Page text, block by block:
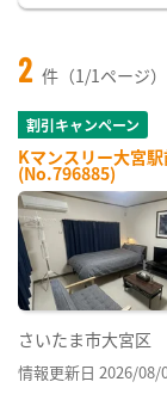
2 件（1/1ページ）
割引キャンペーン
Kマンスリー大宮
(No.796885)
さいたま市大宮区
情報更新日 2026/08/